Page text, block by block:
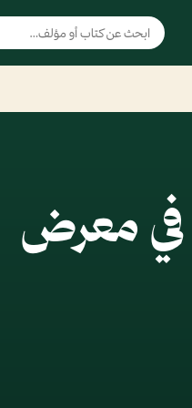
في معرض